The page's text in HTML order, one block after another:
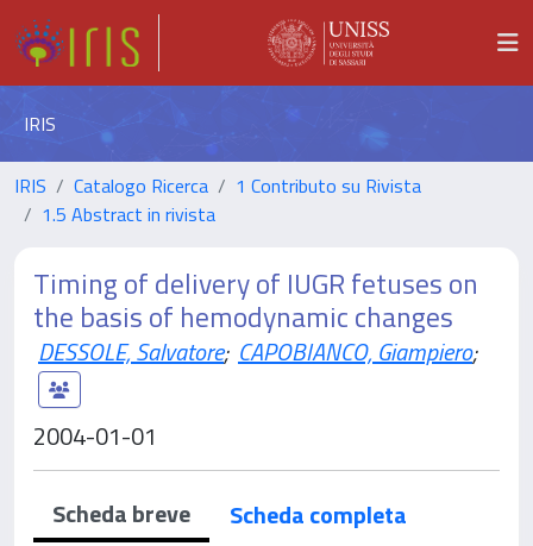
IRIS
IRIS Catalogo Ricerca
1 Contributo su Rivista
1.5 Abstract in rivista
Timing of delivery of IUGR fetuses on
the basis of hemodynamic changes
DESSOLE, Salvatore; CAPOBIANCO, Giampiero;
2004-01-01
Scheda breve
Scheda completa